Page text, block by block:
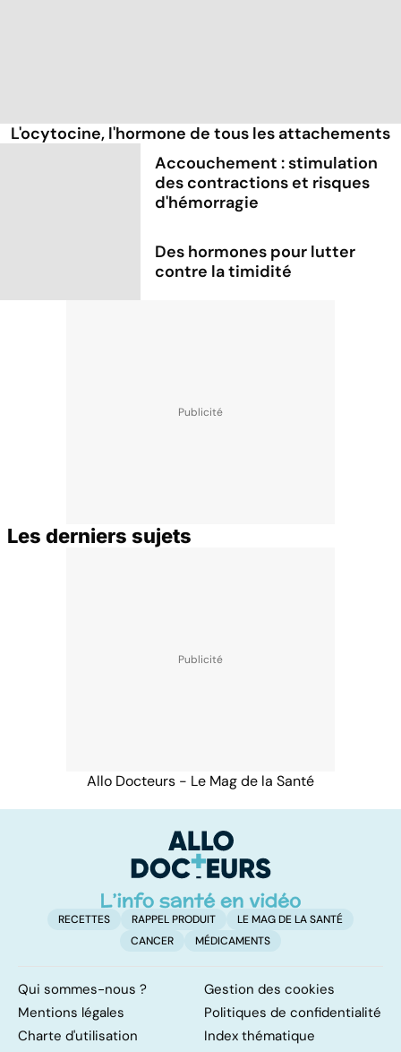
L'ocytocine, l'hormone de tous les attachements
Accouchement : stimulation
des contractions et risques
d'hémorragie
Des hormones pour lutter
contre la timidité
Les derniers sujets
Allo Docteurs - Le Mag de la Santé
RECETTES RAPPEL PRODUIT
LE MAG DE LA SANTÉ
CANCER
MÉDICAMENTS
Qui sommes-nous ?
Gestion des cookies
Mentions légales
Politiques de confidentialité
Charte d'utilisation
Index thématique